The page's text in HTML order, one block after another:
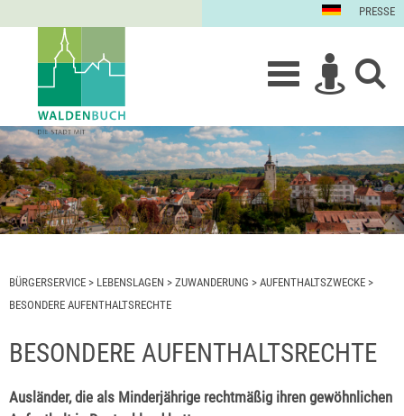
PRESSE
BÜRGERSERVICE > LEBENSLAGEN > ZUWANDERUNG > AUFENTHALTSZWECKE >
BESONDERE AUFENTHALTSRECHTE
BESONDERE AUFENTHALTSRECHTE
Ausländer, die als Minderjährige rechtmäßig ihren gewöhnlichen